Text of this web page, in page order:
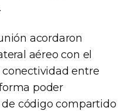
acordaron
aéreo con el
entre
poder
código compartido